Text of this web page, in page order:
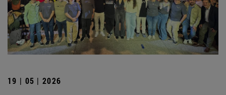
19 | 05 | 2026